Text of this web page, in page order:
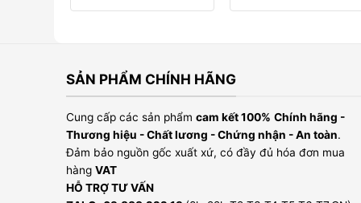
SẢN PHẨM CHÍNH HÃNG
Cung cấp các sản phẩm cam kết 100% Chính hãng -
Thương hiệu - Chất lương - Chứng nhận - An toàn.
Đảm bảo nguồn gốc xuất xứ, có đầy đủ hóa đơn mua
hàng VAT
HỖ TRỢ TƯ VẤN